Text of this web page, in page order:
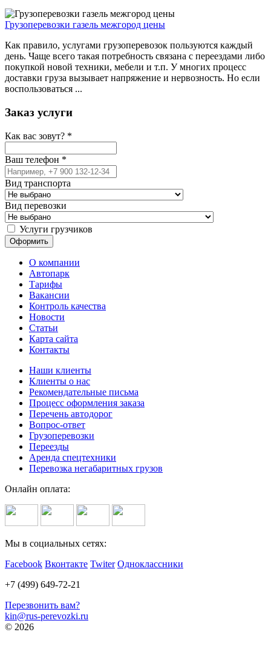
Грузоперевозки газель межгород цены
Как правило, услугами грузоперевозок пользуются каждый
день. Чаще всего такая потребность связана с переездами либо
покупкой новой техники, мебели и т.п. У многих процесс
доставки груза вызывает напряжение и нервозность. Но если
воспользоваться ...
Заказ услуги
Как вас зовут? *
Ваш телефон *
Вид транспорта
Вид перевозки
Услуги грузчиков
О компании
Автопарк
Тарифы
Вакансии
Контроль качества
Новости
Статьи
Карта сайта
Контакты
Наши клиенты
Клиенты о нас
Рекомендательные письма
Процесс оформления заказа
Перечень автодорог
Вопрос-ответ
Грузоперевозки
Переезды
Аренда спецтехники
Перевозка негабаритных грузов
Онлайн оплата:
Мы в социальных сетях:
Facebook Вконтакте Twiter Одноклассники
+7 (499) 649-72-21
Перезвонить вам?
kin@rus-perevozki.ru
© 2026